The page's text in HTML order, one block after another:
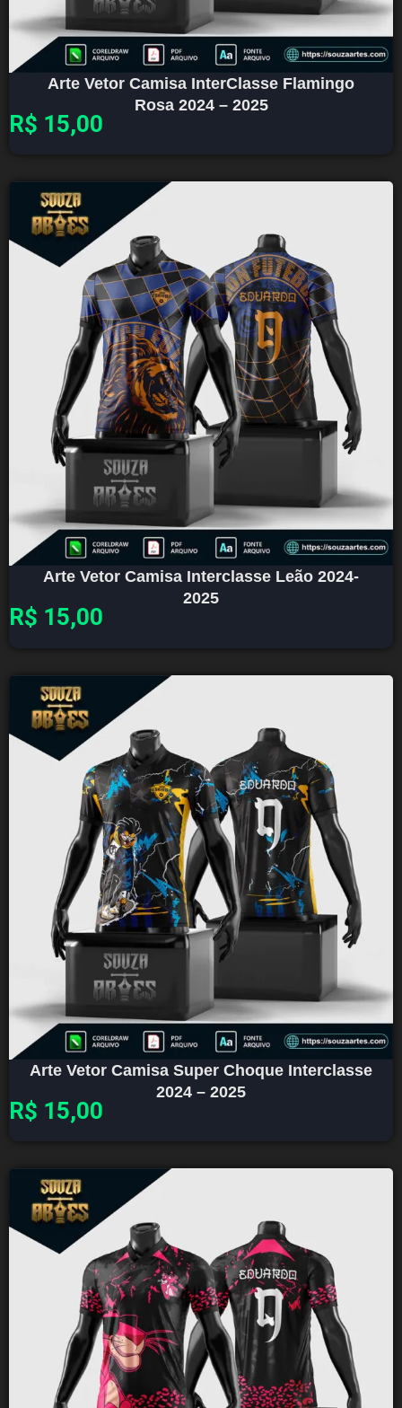
Arte Vetor Camisa InterClasse Flamingo
Rosa 2024 – 2025
R$ 15,00
Arte Vetor Camisa Interclasse Leão 2024-
2025
R$ 15,00
Arte Vetor Camisa Super Choque Interclasse
2024 – 2025
R$ 15,00